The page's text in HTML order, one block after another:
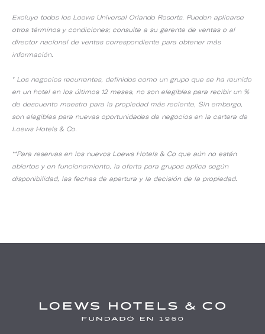
Excluye todos los Loews Universal Orlando Resorts. Pueden aplicarse
otros términos y condiciones; consulte a su gerente de ventas o al
director nacional de ventas correspondiente para obtener más
información.
* Los negocios recurrentes, definidos como un grupo que se ha reunido
en un hotel en los últimos 12 meses, no son elegibles para recibir un %
de descuento maestro para la propiedad más reciente, Sin embargo,
son elegibles para nuevas oportunidades de negocios en la cartera de
Loews Hotels & Co.
**Para reservas en los nuevos Loews Hotels & Co que aún no están
abiertos y en funcionamiento, la oferta para grupos aplica según
disponibilidad, las fechas de apertura y la decisión de la propiedad.